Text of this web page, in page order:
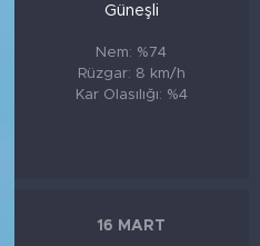
Güneşli
Nem: %74
Rüzgar: 8 km/h
Kar Olasılığı: %4
16 MART